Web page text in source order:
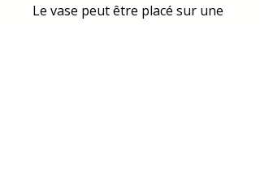
Le vase peut être placé sur une